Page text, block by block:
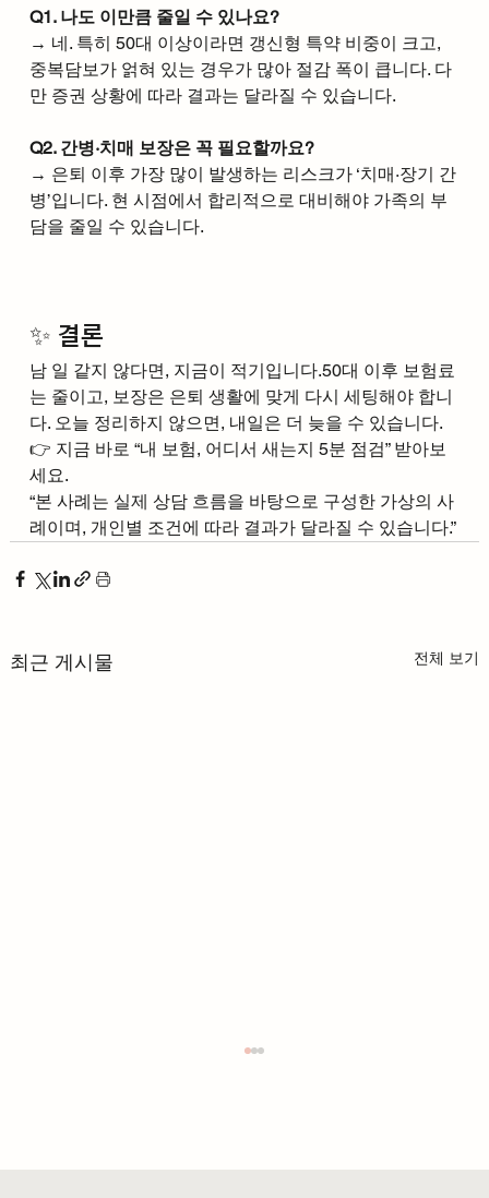
Q1. 나도 이만큼 줄일 수 있나요?
→ 네. 특히 50대 이상이라면 갱신형 특약 비중이 크고,
중복담보가 얽혀 있는 경우가 많아 절감 폭이 큽니다. 다
만 증권 상황에 따라 결과는 달라질 수 있습니다.
Q2. 간병·치매 보장은 꼭 필요할까요?
→ 은퇴 이후 가장 많이 발생하는 리스크가 ‘치매·장기 간
병’입니다. 현 시점에서 합리적으로 대비해야 가족의 부
담을 줄일 수 있습니다.
✨ 결론
남 일 같지 않다면, 지금이 적기입니다.50대 이후 보험료
는 줄이고, 보장은 은퇴 생활에 맞게 다시 세팅해야 합니
다. 오늘 정리하지 않으면, 내일은 더 늦을 수 있습니다.
👉 지금 바로 “내 보험, 어디서 새는지 5분 점검” 받아보
세요.
“본 사례는 실제 상담 흐름을 바탕으로 구성한 가상의 사
례이며, 개인별 조건에 따라 결과가 달라질 수 있습니다.”
최근 게시물 전체 보기